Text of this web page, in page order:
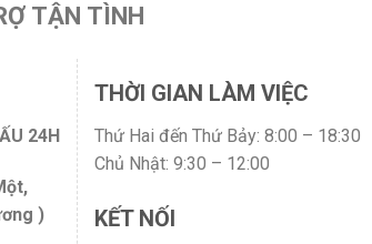
TẬN TÌNH
24H
)
THỜI GIAN LÀM VIỆC
Thứ Hai đến Thứ Bảy: 8:00 – 18:30
Chủ Nhật: 9:30 – 12:00
KẾT NỐI